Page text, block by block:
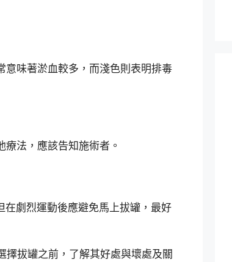
味著淤血較多，而淺色則表明排毒
法，應該告知施術者。
劇烈運動後應避免馬上拔罐，最好
拔罐之前，了解其好處與壞處及關